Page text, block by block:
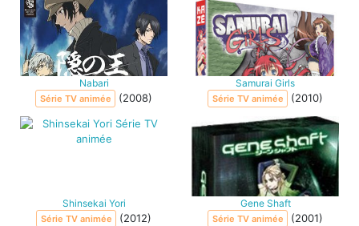
Nabari
Série TV animée (2008)
Samurai Girls
Série TV animée (2010)
Shinsekai Yori
Série TV animée (2012)
Gene Shaft
Série TV animée (2001)